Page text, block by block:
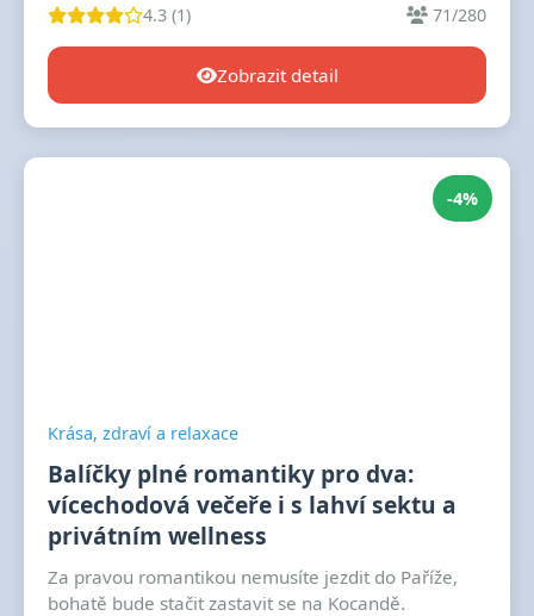
4.3 (1) 71/280
Zobrazit detail
-4%
Krása, zdraví a relaxace
Balíčky plné romantiky pro dva:
vícechodová večeře i s lahví sektu a
privátním wellness
Za pravou romantikou nemusíte jezdit do Paříže,
bohatě bude stačit zastavit se na Kocandě.